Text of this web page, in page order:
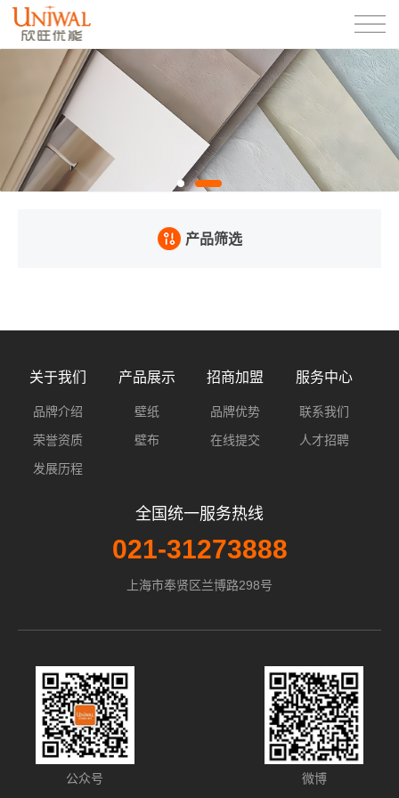
产品筛选
关于我们
品牌介绍
荣誉资质
发展历程
产品展示
壁纸
壁布
招商加盟
品牌优势
在线提交
服务中心
联系我们
人才招聘
全国统一服务热线
021-31273888
上海市奉贤区兰博路298号
公众号 微博